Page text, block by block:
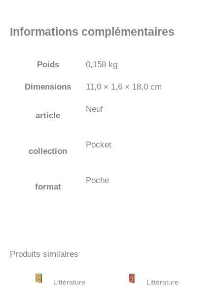
Informations complémentaires
Poids 0,158 kg
Dimensions 11,0 × 1,6 × 18,0 cm
article
Neuf
collection
Pocket
format
Poche
Produits similaires
Littérature Littérature